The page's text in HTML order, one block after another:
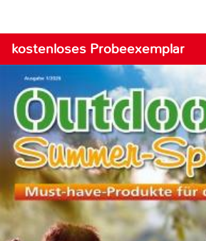
kostenloses Probeexemplar